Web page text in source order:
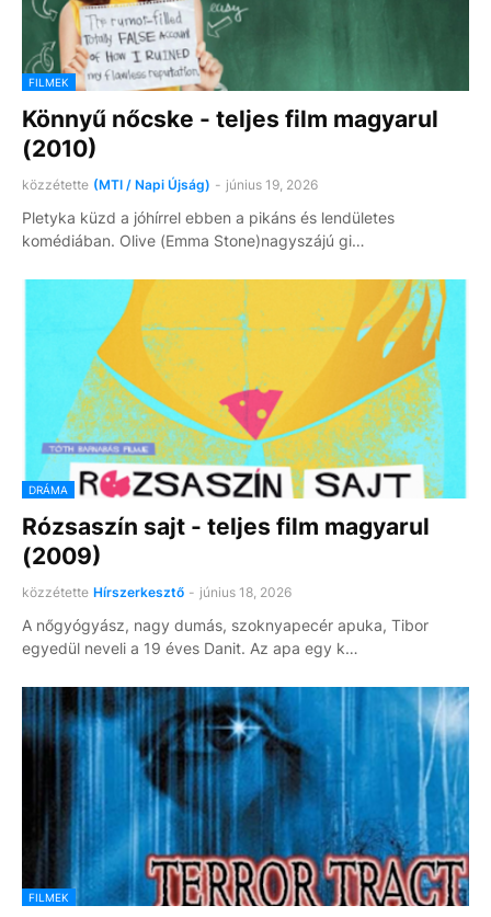
FILMEK
Könnyű nőcske - teljes film magyarul
(2010)
közzétette (MTI / Napi Újság) - június 19, 2026
Pletyka küzd a jóhírrel ebben a pikáns és lendületes
komédiában. Olive (Emma Stone)nagyszájú gi…
DRÁMA
Rózsaszín sajt - teljes film magyarul
(2009)
közzétette Hírszerkesztő - június 18, 2026
A nőgyógyász, nagy dumás, szoknyapecér apuka, Tibor
egyedül neveli a 19 éves Danit. Az apa egy k…
FILMEK